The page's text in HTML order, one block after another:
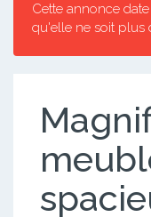
Cette annonce
qu'elle ne soit plus